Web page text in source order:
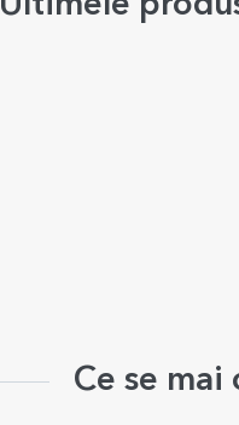
Ce se mai